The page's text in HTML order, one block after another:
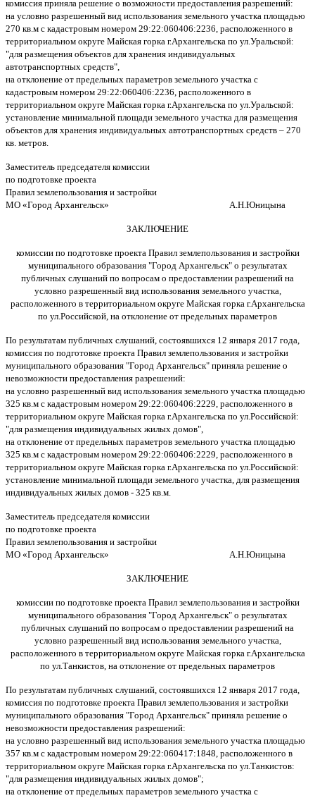
комиссия приняла решение о возможности предоставления разрешений:
на условно разрешенный вид использования земельного участка площадью
270 кв.м с кадастровым номером 29:22:060406:2236, расположенного в
территориальном округе Майская горка г.Архангельска по ул.Уральской:
"для размещения объектов для хранения индивидуальных
автотранспортных средств",
на отклонение от предельных параметров земельного участка с
кадастровым номером 29:22:060406:2236, расположенного в
территориальном округе Майская горка г.Архангельска по ул.Уральской:
установление минимальной площади земельного участка для размещения
объектов для хранения индивидуальных автотранспортных средств – 270
кв. метров.
Заместитель председателя комиссии
по подготовке проекта
Правил землепользования и застройки
МО «Город Архангельск» А.Н.Юницына
ЗАКЛЮЧЕНИЕ
комиссии по подготовке проекта Правил землепользования и застройки
муниципального образования "Город Архангельск" о результатах
публичных слушаний по вопросам о предоставлении разрешений на
условно разрешенный вид использования земельного участка,
расположенного в территориальном округе Майская горка г.Архангельска
по ул.Российской, на отклонение от предельных параметров
По результатам публичных слушаний, состоявшихся 12 января 2017 года,
комиссия по подготовке проекта Правил землепользования и застройки
муниципального образования "Город Архангельск" приняла решение о
невозможности предоставления разрешений:
на условно разрешенный вид использования земельного участка площадью
325 кв.м с кадастровым номером 29:22:060406:2229, расположенного в
территориальном округе Майская горка г.Архангельска по ул.Российской:
"для размещения индивидуальных жилых домов",
на отклонение от предельных параметров земельного участка площадью
325 кв.м с кадастровым номером 29:22:060406:2229, расположенного в
территориальном округе Майская горка г.Архангельска по ул.Российской:
установление минимальной площади земельного участка, для размещения
индивидуальных жилых домов - 325 кв.м.
Заместитель председателя комиссии
по подготовке проекта
Правил землепользования и застройки
МО «Город Архангельск» А.Н.Юницына
ЗАКЛЮЧЕНИЕ
комиссии по подготовке проекта Правил землепользования и застройки
муниципального образования "Город Архангельск" о результатах
публичных слушаний по вопросам о предоставлении разрешений на
условно разрешенный вид использования земельного участка,
расположенного в территориальном округе Майская горка г.Архангельска
по ул.Танкистов, на отклонение от предельных параметров
По результатам публичных слушаний, состоявшихся 12 января 2017 года,
комиссия по подготовке проекта Правил землепользования и застройки
муниципального образования "Город Архангельск" приняла решение о
невозможности предоставления разрешений:
на условно разрешенный вид использования земельного участка площадью
357 кв.м с кадастровым номером 29:22:060417:1848, расположенного в
территориальном округе Майская горка г.Архангельска по ул.Танкистов:
"для размещения индивидуальных жилых домов";
на отклонение от предельных параметров земельного участка с